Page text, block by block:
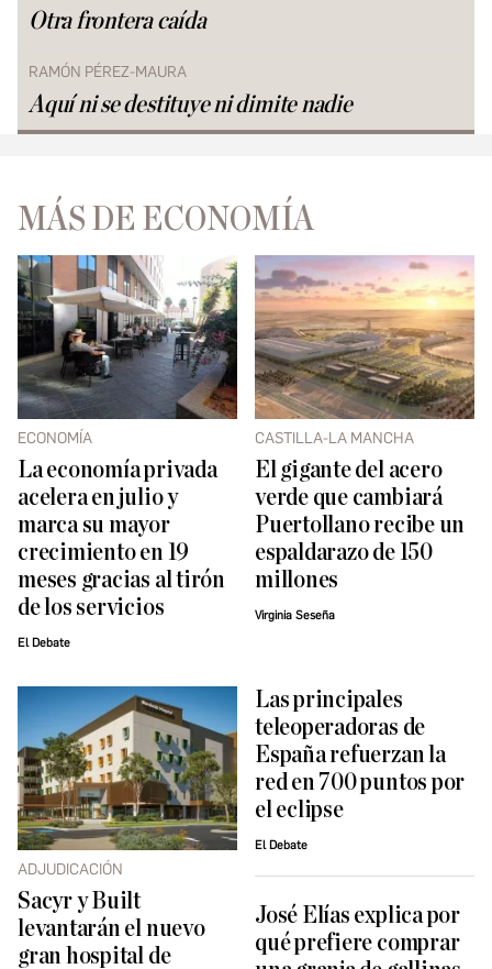
Otra frontera caída
RAMÓN PÉREZ-MAURA
Aquí ni se destituye ni dimite nadie
MÁS DE ECONOMÍA
ECONOMÍA
La economía privada
acelera en julio y
marca su mayor
crecimiento en 19
meses gracias al tirón
de los servicios
El Debate
CASTILLA-LA MANCHA
El gigante del acero
verde que cambiará
Puertollano recibe un
espaldarazo de 150
millones
Virginia Seseña
ADJUDICACIÓN
Sacyr y Built
levantarán el nuevo
gran hospital de
Las principales
teleoperadoras de
España refuerzan la
red en 700 puntos por
el eclipse
El Debate
José Elías explica por
qué prefiere comprar